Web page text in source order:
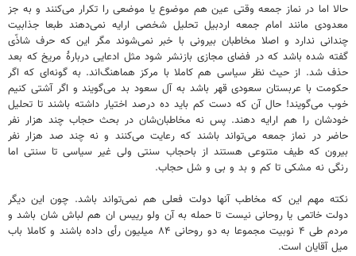
حالا اما در نماز جمعه وقتی عین هم موضوع یا موضعی را تکرار می‌کنند و به جز
معدودی مانند امام جمعه اردبیل تحلیل شخصی ارایه نمی‌دهند طبعا جذابیت
چندانی ندارد و اصلا مخاطبان بیرونی با خبر نمی‌شوند مگر این که حرف شاذّی
گفته شده باشد که در فضای مجازی بازنشر شود مثل ادعایی دربارۀ مریخ که بعد
حذف شد. از حیث نظر سیاسی هم کاملا با مرکز هماهنگ‌اند. به گونه‌ای که اگر
حکومت با عربستان سعودی قهر باشد به آل سعود بد می‌گویند و اگر آشتی کنیم
خوب می‌گویند! حال آن که دست کم باید ده درصد اختیار داشته باشند تا تحلیل
خودشان را هم ارایه دهند. پس نه مخاطبان‌شان در بحث حجاب چند هزار نفر
حاضر در نماز جمعه می‌تواند باشند که رعایت می‌کنند و نه چند صد هزار نفر
بیرون که طیف متنوعی هستند از باحجاب سنتی ولی غیر سیاسی تا سنتی اما
رنگی نه مشکی تا کم و بد و بی و شل حجاب.
نکته مهم این که مخاطب آنها دولت فعلی هم نمی‌تواند باشد. چون این دیگر
دولت خاتمی یا روحانی نیست تا حمله به آن ولو رییس ان هم لباش شان باشد و
مردم طی ۴ نوبیت مجموعا به دو روحانی ۸۴ میلیون رأی داده باشند و کاملا باب
میل آقایان است.